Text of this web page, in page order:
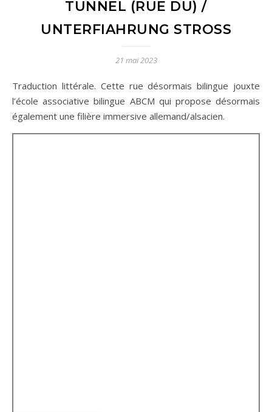
TUNNEL (RUE DU) /
UNTERFIAHRUNG STROSS
21 mai 2023
Traduction littérale. Cette rue désormais bilingue jouxte
l’école associative bilingue ABCM qui propose désormais
également une filière immersive allemand/alsacien.